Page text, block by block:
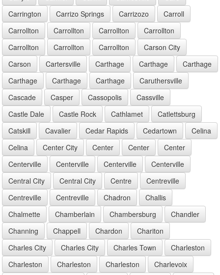
Carrington
Carrizo Springs Carrizozo
Carroll
Carrollton
Carrollton Carrollton
Carrollton
Carrollton
Carrollton Carrollton
Carson City
Carson
Cartersville Carthage Carthage
Carthage
Carthage
Carthage Carthage
Caruthersville
Cascade
Casper Cassopolis
Cassville
Castle Dale
Castle Rock Cathlamet
Catlettsburg
Catskill
Cavalier Cedar Rapids Cedartown
Celina
Celina
Center City Center Center
Center
Centerville
Centerville Centerville
Centerville
Central City
Central City Centre
Centreville
Centreville
Centreville Chadron
Challis
Chalmette
Chamberlain Chambersburg
Chandler
Channing
Chappell Chardon
Chariton
Charles City
Charles City Charles Town
Charleston
Charleston
Charleston Charleston
Charlevoix